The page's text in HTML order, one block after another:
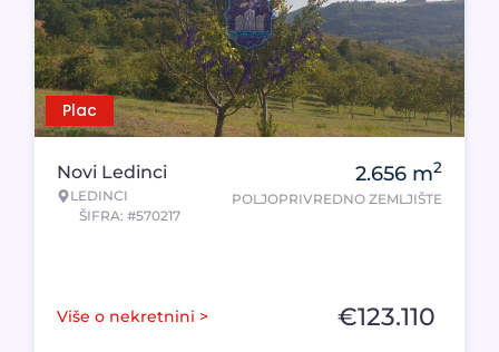
Plac
Novi Ledinci
LEDINCI
ŠIFRA: #570217
2.656 m2
POLJOPRIVREDNO ZEMLJIŠTE
Više o nekretnini > €123.110